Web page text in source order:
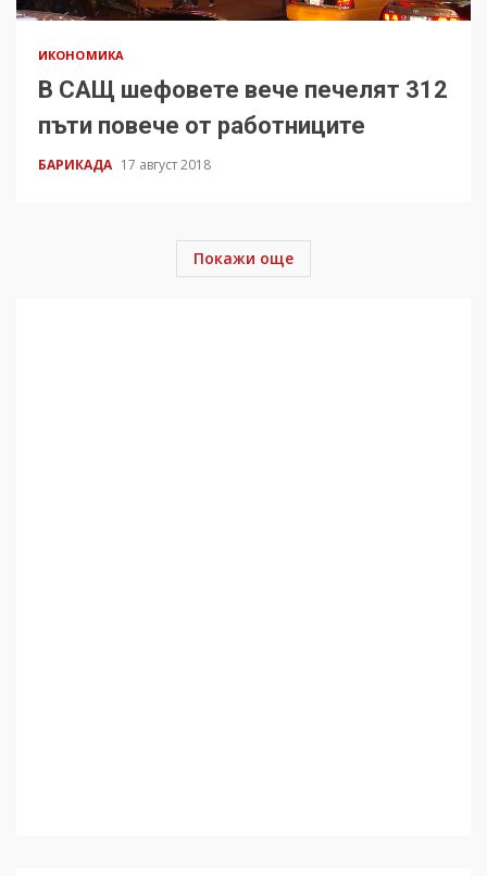
ИКОНОМИКА
В САЩ шефовете вече печелят 312
пъти повече от работниците
БАРИКАДА 17 август 2018
Покажи още